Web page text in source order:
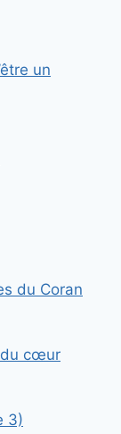
un
du Coran
du cœur
3)